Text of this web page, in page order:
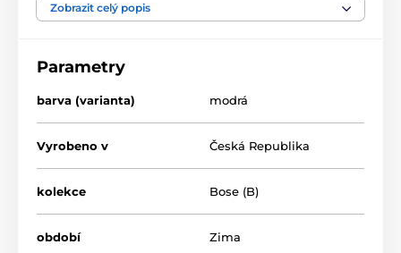
šněrování– přirozené přizpůsobení boty nožce
prvochodce
široká špička– dostatek prostoru pro prsty
Pro koho je B 1705 0.1 ideální
Zobrazit celý popis
Parametry
barva (varianta) modrá
Vyrobeno v Česká Republika
kolekce Bose (B)
období Zima